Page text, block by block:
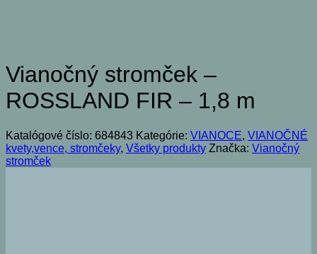
Vianočný stromček –
ROSSLAND FIR – 1,8 m
Katalógové číslo: 684843 Kategórie: VIANOCE, VIANOČNÉ
kvety,vence, stromčeky, Všetky produkty Značka: Vianočný
stromček